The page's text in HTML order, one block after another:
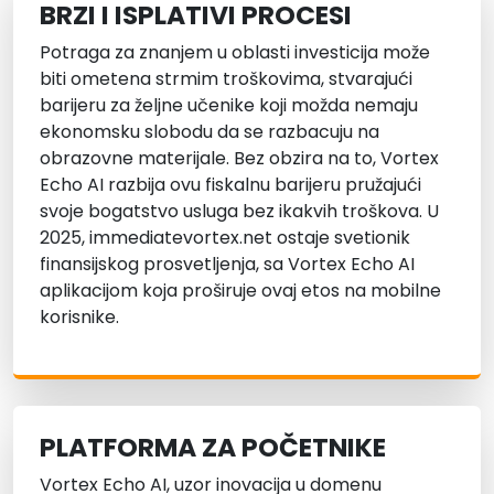
BRZI I ISPLATIVI PROCESI
Potraga za znanjem u oblasti investicija može
biti ometena strmim troškovima, stvarajući
barijeru za željne učenike koji možda nemaju
ekonomsku slobodu da se razbacuju na
obrazovne materijale. Bez obzira na to, Vortex
Echo AI razbija ovu fiskalnu barijeru pružajući
svoje bogatstvo usluga bez ikakvih troškova. U
2025, immediatevortex.net ostaje svetionik
finansijskog prosvetljenja, sa Vortex Echo AI
aplikacijom koja proširuje ovaj etos na mobilne
korisnike.
PLATFORMA ZA POČETNIKE
Vortex Echo AI, uzor inovacija u domenu